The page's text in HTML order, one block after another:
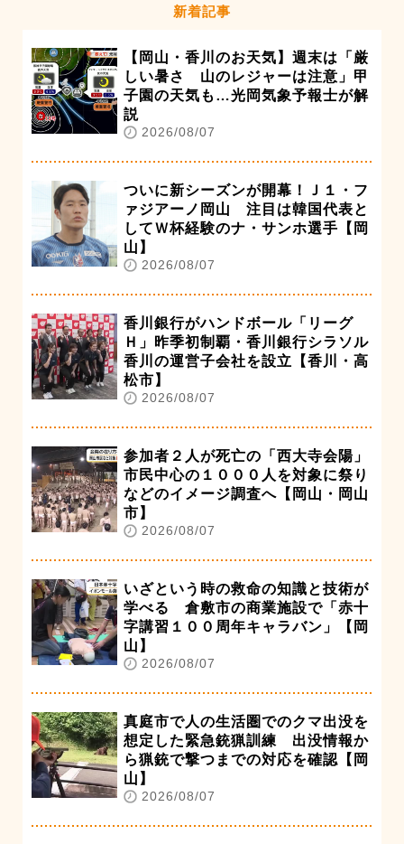
新着記事
【岡山・香川のお天気】週末は「厳
しい暑さ 山のレジャーは注意」甲
子園の天気も…光岡気象予報士が解
説
2026/08/07
ついに新シーズンが開幕！Ｊ１・フ
ァジアーノ岡山 注目は韓国代表と
してＷ杯経験のナ・サンホ選手【岡
山】
2026/08/07
香川銀行がハンドボール「リーグ
Ｈ」昨季初制覇・香川銀行シラソル
香川の運営子会社を設立【香川・高
松市】
2026/08/07
参加者２人が死亡の「西大寺会陽」
市民中心の１０００人を対象に祭り
などのイメージ調査へ【岡山・岡山
市】
2026/08/07
いざという時の救命の知識と技術が
学べる 倉敷市の商業施設で「赤十
字講習１００周年キャラバン」【岡
山】
2026/08/07
真庭市で人の生活圏でのクマ出没を
想定した緊急銃猟訓練 出没情報か
ら猟銃で撃つまでの対応を確認【岡
山】
2026/08/07